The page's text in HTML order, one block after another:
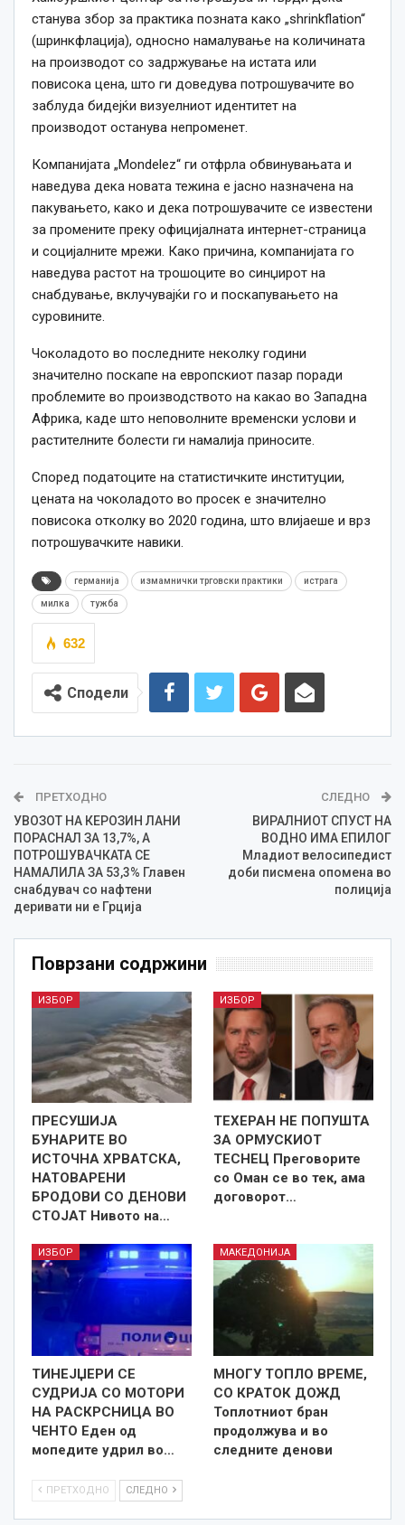
станува збор за практика позната како „shrinkflation“
(шринкфлација), односно намалување на количината
на производот со задржување на истата или
повисока цена, што ги доведува потрошувачите во
заблуда бидејќи визуелниот идентитет на
производот останува непроменет.
Компанијата „Mondelez“ ги отфрла обвинувањата и
наведува дека новата тежина е јасно назначена на
пакувањето, како и дека потрошувачите се известени
за промените преку официјалната интернет-страница
и социјалните мрежи. Како причина, компанијата го
наведува растот на трошоците во синџирот на
снабдување, вклучувајќи го и поскапувањето на
суровините.
Чоколадото во последните неколку години
значително поскапе на европскиот пазар поради
проблемите во производството на какао во Западна
Африка, каде што неповолните временски услови и
растителните болести ги намалија приносите.
Според податоците на статистичките институции,
цената на чоколадото во просек е значително
повисока отколку во 2020 година, што влијаеше и врз
потрошувачките навики.
германија измамнички трговски практики истрага
милка тужба
632
Сподели
ПРЕТХОДНО
УВОЗОТ НА КЕРОЗИН ЛАНИ
ПОРАСНАЛ ЗА 13,7%, А
ПОТРОШУВАЧКАТА СЕ
НАМАЛИЛА ЗА 53,3% Главен
снабдувач со нафтени
деривати ни е Грција
СЛЕДНО
ВИРАЛНИОТ СПУСТ НА
ВОДНО ИМА ЕПИЛОГ
Младиот велосипедист
доби писмена опомена во
полиција
Поврзани содржини
ИЗБОР
ПРЕСУШИЈА
БУНАРИТЕ ВО
ИСТОЧНА ХРВАТСКА,
НАТОВАРЕНИ
БРОДОВИ СО ДЕНОВИ
СТОЈАТ Нивото на…
ИЗБОР
ТЕХЕРАН НЕ ПОПУШТА
ЗА ОРМУСКИОТ
ТЕСНЕЦ Преговорите
со Оман се во тек, ама
договорот…
ИЗБОР
ТИНЕЈЏЕРИ СЕ
СУДРИЈА СО МОТОРИ
НА РАСКРСНИЦА ВО
ЧЕНТО Еден од
мопедите удрил во…
МАКЕДОНИЈА
МНОГУ ТОПЛО ВРЕМЕ,
СО КРАТОК ДОЖД
Топлотниот бран
продолжува и во
следните денови
ПРЕТХОДНО СЛЕДНО